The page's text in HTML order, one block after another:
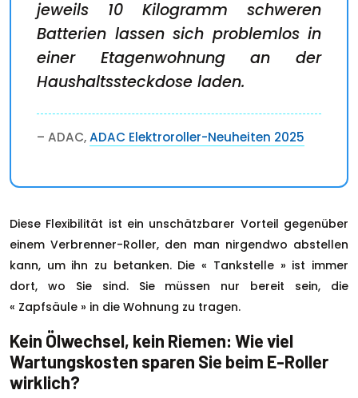
jeweils 10 Kilogramm schweren
Batterien lassen sich problemlos in
einer Etagenwohnung an der
Haushaltssteckdose laden.
– ADAC,ADAC Elektroroller-Neuheiten 2025
Diese Flexibilität ist ein unschätzbarer Vorteil gegenüber
einem Verbrenner-Roller, den man nirgendwo abstellen
kann, um ihn zu betanken. Die « Tankstelle » ist immer
dort, wo Sie sind. Sie müssen nur bereit sein, die
« Zapfsäule » in die Wohnung zu tragen.
Kein Ölwechsel, kein Riemen: Wie viel
Wartungskosten sparen Sie beim E-Roller
wirklich?